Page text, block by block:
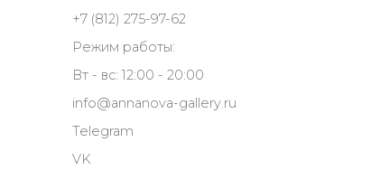
+7 (812) 275-97-62
Режим работы:
Вт - вс: 12:00 - 20:00
info@annanova-gallery.ru
Telegram
VK